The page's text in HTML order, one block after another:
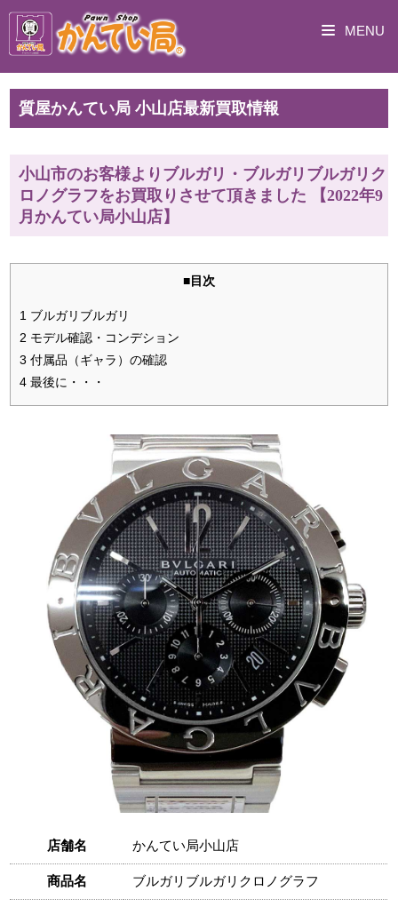
MENU
質屋かんてい局 小山店最新買取情報
小山市のお客様よりブルガリ・ブルガリブルガリク
ロノグラフをお買取りさせて頂きました 【2022年9
月かんてい局小山店】
■目次
1 ブルガリブルガリ
2 モデル確認・コンデション
3 付属品（ギャラ）の確認
4 最後に・・・
店舗名 かんてい局小山店
商品名 ブルガリブルガリクロノグラフ